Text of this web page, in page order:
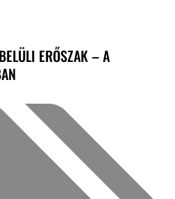
ERŐSZAK – A